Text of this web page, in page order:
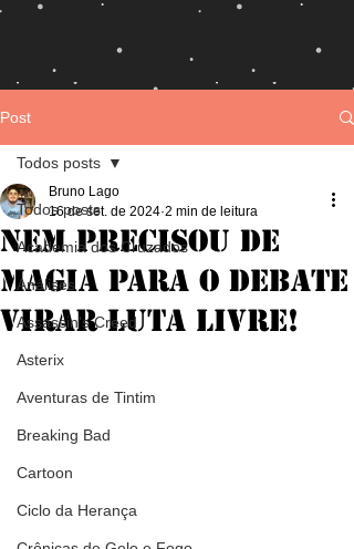
Post
Todos posts
Academia dos Cruzados
Análises
Assassin's Creed
Asterix
Aventuras de Tintim
Breaking Bad
Cartoon
Ciclo da Herança
Todos posts
Nem precisou de
magia para o debate
virar luta livre!
Bruno Lago
16 de set. de 2024 2 min de leitura